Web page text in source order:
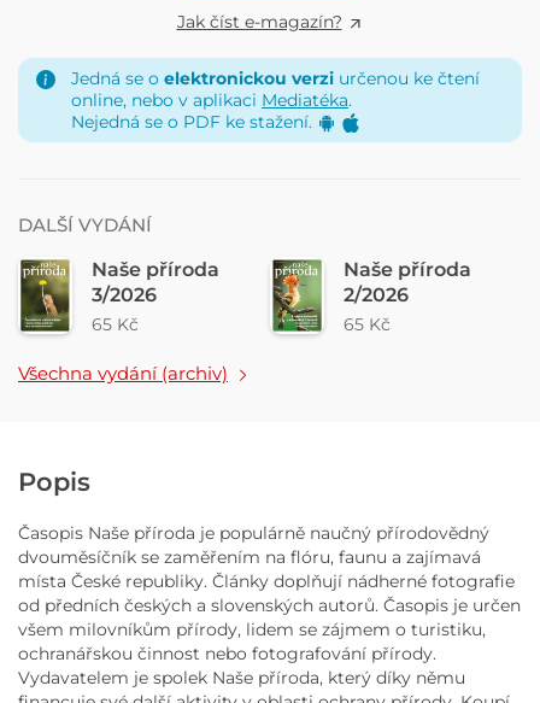
Jak číst e-magazín?
Jedná se o elektronickou verzi určenou ke čtení
online, nebo v aplikaci Mediatéka.
Nejedná se o PDF ke stažení.
DALŠÍ VYDÁNÍ
Naše příroda
3/2026
65 Kč
Naše příroda
2/2026
65 Kč
Všechna vydání (archiv)
Popis
Časopis Naše příroda je populárně naučný přírodovědný
dvouměsíčník se zaměřením na flóru, faunu a zajímavá
místa České republiky. Články doplňují nádherné fotografie
od předních českých a slovenských autorů. Časopis je určen
všem milovníkům přírody, lidem se zájmem o turistiku,
ochranářskou činnost nebo fotografování přírody.
Vydavatelem je spolek Naše příroda, který díky němu